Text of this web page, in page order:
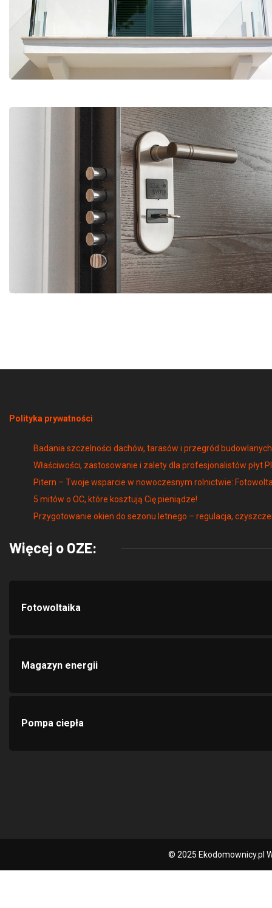
Polityka prywatności
Badania szczelności dachów, tarasów i przegród budowlanych
Właściwości, zastosowanie i zalety dla profesjonalistów płyt
Pitern – Twoje wsparcie w nowoczesnym rolnictwie:
5 mitów o OC, które kosztują Cię pieniądze!
Przygotowanie okien do sezonu letnego – regulacja,
Więcej o OZE:
Fotowoltaika
Magazyn energii
Pompa ciepła
© 2025 Ekodomownicy.pl